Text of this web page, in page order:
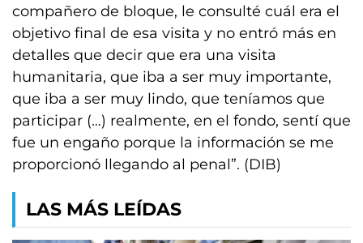
compañero de bloque, le consulté cuál era el
objetivo final de esa visita y no entró más en
detalles que decir que era una visita
humanitaria, que iba a ser muy importante,
que iba a ser muy lindo, que teníamos que
participar (…) realmente, en el fondo, sentí que
fue un engaño porque la información se me
proporcionó llegando al penal”. (DIB)
LAS MÁS LEÍDAS